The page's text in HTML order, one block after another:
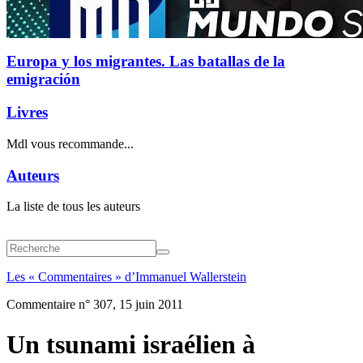
Europa y los migrantes. Las batallas de la
emigración
Livres
Mdl vous recommande...
Auteurs
La liste de tous les auteurs
Les « Commentaires » d’Immanuel Wallerstein
Commentaire n° 307, 15 juin 2011
Un tsunami israélien à